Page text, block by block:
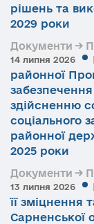
рішень та
2029 роки
Документи →
14 липня 2026
районної
здійсненню
соціального
районної
2025 роки
Документи →
13 липня 2026
її зміцнення
Сарненської